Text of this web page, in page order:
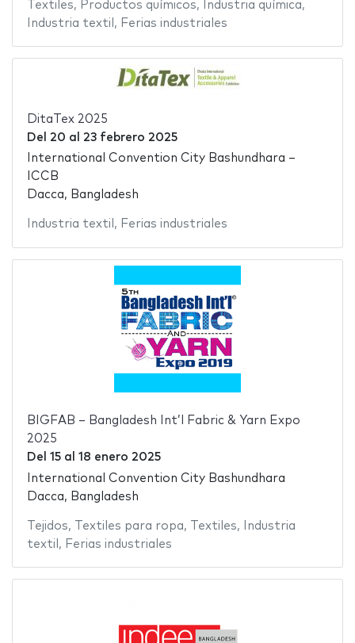
Textiles, Productos químicos, Industria química,
Industria textil , Ferias industriales
DitaTex 2025
Del 20 al 23 febrero 2025
International Convention City Bashundhara –
ICCB
Dacca, Bangladesh
Industria textil , Ferias industriales
BIGFAB – Bangladesh Int’l Fabric & Yarn Expo
2025
Del 15al 18 enero 2025
International Convention City Bashundhara
Dacca, Bangladesh
Tejidos, Textiles para ropa, Textiles,
Industria
textil , Ferias industriales